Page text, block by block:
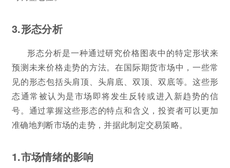
3.形态分析
形态分析是一种通过研究价格图表中的特定形状来
预测未来价格走势的方法。在国际期货市场中，一些常
见的形态包括头肩顶、头肩底、双顶、双底等。这些形
态通常被认为是市场即将发生反转或进入新趋势的信
号。通过掌握这些形态的特点和含义，投资者可以更加
准确地判断市场的走势，并据此制定交易策略。
1.市场情绪的影响